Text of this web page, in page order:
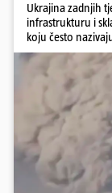
Ukrajina zadnjih
infrastrukturu i
koju često
gleda samo kao
snage koriste i za
distribuciju
ratu. S druge
bombardiranja
kao način da se
teritorij i približe